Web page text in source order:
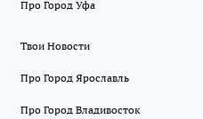
Про Город Уфа
Твои Новости
Про Город Ярославль
Про Город Владивосток